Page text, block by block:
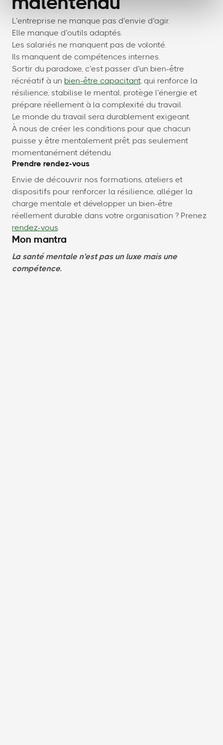
L’entreprise ne manque pas d’envie d’agir.
Elle manque d’outils adaptés.
Les salariés ne manquent pas de volonté.
Ils manquent de compétences internes.
Sortir du paradoxe, c’est passer d’un bien-être
récréatif à un bien-être capacitant, qui renforce la
résilience, stabilise le mental, protège l’énergie et
prépare réellement à la complexité du travail.
Le monde du travail sera durablement exigeant.
À nous de créer les conditions pour que chacun
puisse y être mentalement prêt, pas seulement
momentanément détendu.
Prendre rendez-vous
Envie de découvrir nos formations, ateliers et
dispositifs pour renforcer la résilience, alléger la
charge mentale et développer un bien-être
réellement durable dans votre organisation ? Prenez
rendez-vous.
Mon mantra
La santé mentale n'est pas un luxe mais une
compétence.